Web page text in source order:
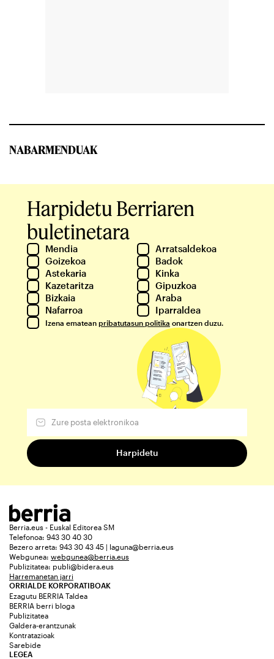
NABARMENDUAK
Harpidetu Berriaren
buletinetara
Mendia
Arratsaldekoa
Goizekoa
Badok
Astekaria
Kinka
Kazetaritza
Gipuzkoa
Bizkaia
Araba
Nafarroa
Iparraldea
Izena ematean pribatutasun politika onartzen duzu.
Berria.eus - Euskal Editorea SM
Telefonoa: 943 30 40 30
Bezero arreta: 943 30 43 45 | laguna@berria.eus
Webgunea: webgunea@berria.eus
Publizitatea: publi@bidera.eus
Harremanetan jarri
ORRIALDE KORPORATIBOAK
Ezagutu BERRIA Taldea
BERRIA berri bloga
Publizitatea
Galdera-erantzunak
Kontratazioak
Sarebide
LEGEA